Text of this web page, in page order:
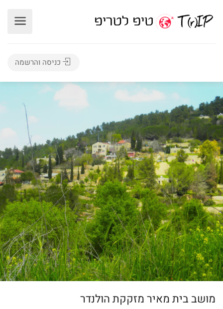
כניסה והרשמה
מושב בית מאיר מזקקת הולנדר